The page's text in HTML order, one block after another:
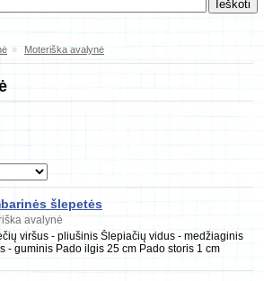
» Moteriška avalynė
šlepetės
avalynė
viršus - pliušinis Šlepiačių vidus - medžiaginis
- guminis Pado ilgis 25 cm Pado storis 1 cm